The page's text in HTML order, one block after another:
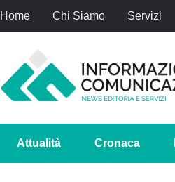
Home Chi Siamo Servizi
Attualità Cronaca